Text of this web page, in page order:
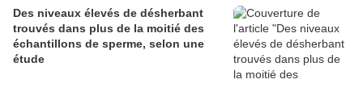
Des niveaux élevés de désherbant
trouvés dans plus de la moitié des
échantillons de sperme, selon une
étude